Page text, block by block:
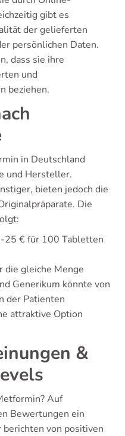
gibt es
der gelieferten
persönlichen Daten.
dass sie ihre
und
beziehen.
in Deutschland
und Hersteller.
bieten jedoch die
Die
25 € für 100 Tabletten
die gleiche Menge
Generikum könnte von
der Patienten
attraktive Option
&
Auf
Bewertungen ein
von positiven